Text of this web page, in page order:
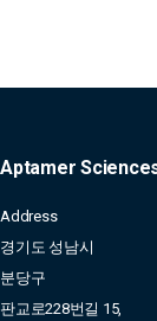
Aptamer
Address
경기도 성남시
분당구
판교로228번길 15,